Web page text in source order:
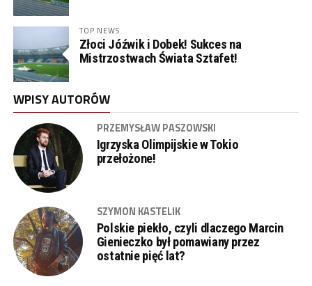
TOP NEWS
Złoci Jóźwik i Dobek! Sukces na
Mistrzostwach Świata Sztafet!
WPISY AUTORÓW
PRZEMYSŁAW PASZOWSKI
Igrzyska Olimpijskie w Tokio
przełożone!
SZYMON KASTELIK
Polskie piekło, czyli dlaczego Marcin
Gienieczko był pomawiany przez
ostatnie pięć lat?